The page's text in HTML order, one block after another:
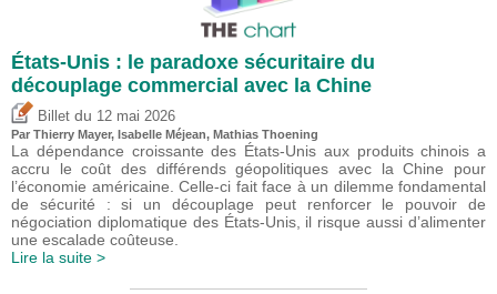
États-Unis : le paradoxe sécuritaire du
découplage commercial avec la Chine
Billet du 12 mai 2026
Par Thierry Mayer, Isabelle Méjean, Mathias Thoening
La dépendance croissante des États-Unis aux produits chinois a
accru le coût des différends géopolitiques avec la Chine pour
l’économie américaine. Celle-ci fait face à un dilemme fondamental
de sécurité : si un découplage peut renforcer le pouvoir de
négociation diplomatique des États-Unis, il risque aussi d’alimenter
une escalade coûteuse.
Lire la suite >